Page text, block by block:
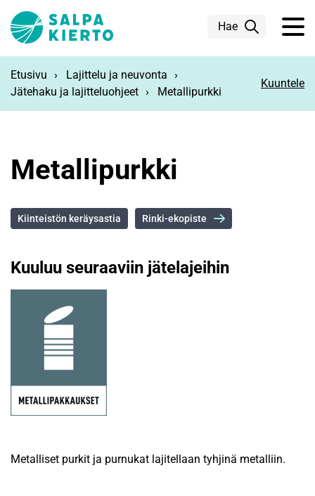
Hae
Etusivu
Lajittelu ja neuvonta
Jätehaku ja lajitteluohjeet
Metallipurkki
Kuuntele
Metallipurkki
Kiinteistön keräysastia Rinki-ekopiste
Kuuluu seuraaviin jätelajeihin
Metalliset purkit ja purnukat lajitellaan tyhjinä metalliin.